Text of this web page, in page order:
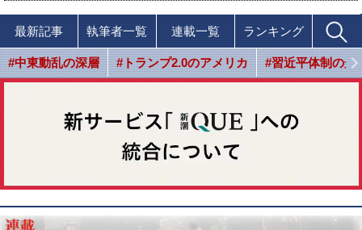
最新記事 執筆者一覧 連載一覧 ランキング
#中東動乱の深層 #トランプ2.0のアメリカ #習近平体制の光